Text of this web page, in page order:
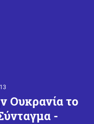
Ουκρανία το
-